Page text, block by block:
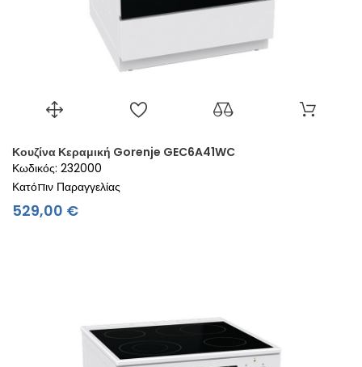
Κουζίνα Κεραμική Gorenje GEC6A41WC
Κωδικός: 232000
Κατόπιν Παραγγελίας
529,00 €Τιμή